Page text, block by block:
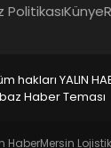
PolitikasıKünye
hakları YALIN
Haber Teması
HaberMersin Lojistik